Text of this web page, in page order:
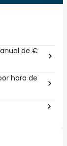
de €
hora de